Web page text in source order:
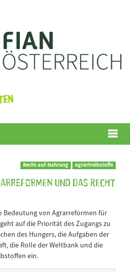
Recht-auf-Nahrung Agrartreibstoffe
und das Recht
Bedeutung von Agrarreformen für
auf die Priorität des Zugangs zu
des Hungers, die Aufgaben der
die Rolle der Weltbank und die
ein.